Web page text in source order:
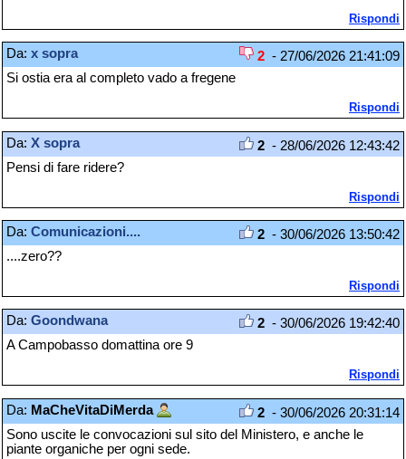
Rispondi
Da: x sopra 2 - 27/06/2026 21:41:09
Si ostia era al completo vado a fregene
Rispondi
Da: X sopra 2 - 28/06/2026 12:43:42
Pensi di fare ridere?
Rispondi
Da: Comunicazioni.... 2 - 30/06/2026 13:50:42
....zero??
Rispondi
Da: Goondwana 2 - 30/06/2026 19:42:40
A Campobasso domattina ore 9
Rispondi
Da: MaCheVitaDiMerda 2 - 30/06/2026 20:31:14
Sono uscite le convocazioni sul sito del Ministero, e anche le
piante organiche per ogni sede.